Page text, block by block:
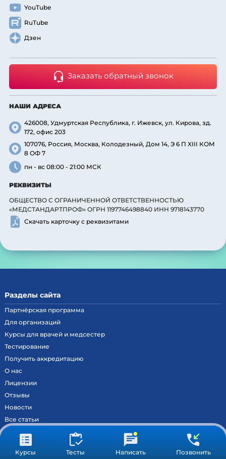
Курсы Тесты Написать Позвонить
YouTube
RuTube
Дзен
Заказать обратный звонок
НАШИ АДРЕСА
426008, Удмуртская Республика, г. Ижевск, ул. Кирова, зд.
172, офис 203
107076, Россия, Москва, Колодезный, Дом 14, Э 6 П XIII КОМ
8 ОФ 7
пн - вс 08:00 - 21:00 МСК
РЕКВИЗИТЫ
ОБЩЕСТВО С ОГРАНИЧЕННОЙ ОТВЕТСТВЕННОСТЬЮ
«МЕДСТАНДАРТПРОФ» ОГРН 1197746498840 ИНН 9718143770
Скачать карточку с реквизитами
Разделы сайта
Партнёрская программа
Для организаций
Курсы для врачей и медсестер
Тестирование
Получить аккредитацию
О нас
Лицензии
Отзывы
Новости
Все статьи
Контакты
Вход на образовательный портал
Сведения